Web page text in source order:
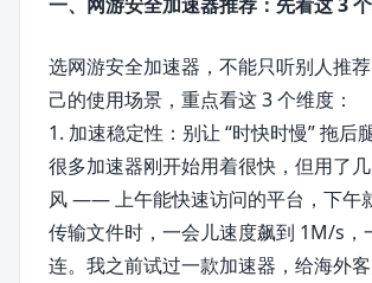
选网游安全加速器，不能只听别人推
己的使用场景，重点看这 3 个维度：
1. 加速稳定性：别让 “时快时慢” 拖后
很多加速器刚开始用着很快，但用了
风 —— 上午能快速访问的平台，下午
传输文件时，一会儿速度飙到 1M/s，
连。我之前试过一款加速器，给海外